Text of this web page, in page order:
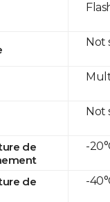
de
de
Not
Not
-
-